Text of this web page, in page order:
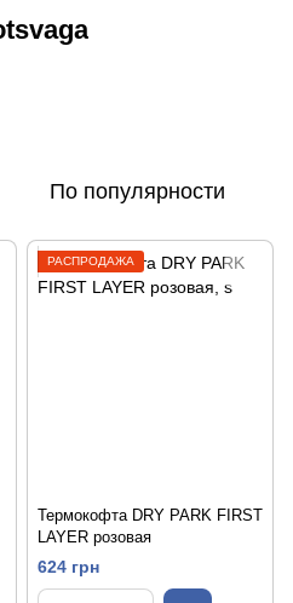
По популярности
РАСПРОДАЖА
Термокофта DRY PARK FIRST
LAYER розовая
624 грн